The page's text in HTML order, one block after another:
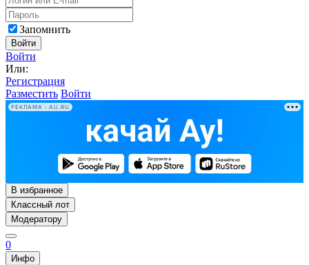
Запомнить
Войти
Войти
Или:
Регистрация
Разместить Войти
РЕКЛАМА • AU.RU
В избранное
Классный лот
Модератору
0
Инфо